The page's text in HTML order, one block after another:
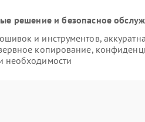
решение и безопасное
и инструментов,
копирование,
необходимости